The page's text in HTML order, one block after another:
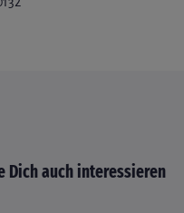
Dich auch interessieren